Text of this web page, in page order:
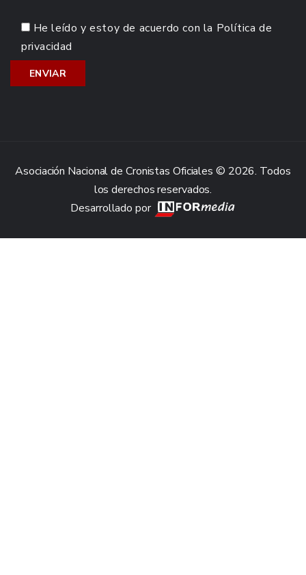
He leído y estoy de acuerdo con la Política de
privacidad
Asociación Nacional de Cronistas Oficiales © 2026. Todos
los derechos reservados.
Desarrollado por